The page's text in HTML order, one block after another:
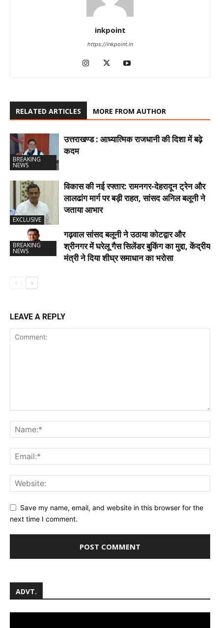
inkpoint
https://inkpoint.in
RELATED ARTICLES MORE FROM AUTHOR
BREAKING
NEWS
उत्तराखण्ड : आध्यात्मिक राजधानी की दिशा में बढ़े
कदम
EXCLUSIVE
विकास की नई रफ्तार: रामनगर-देहरादून ट्रेन और
लालढांग मार्ग पर बड़ी राहत, सांसद अनिल बलूनी ने
जताया आभार
BREAKING
NEWS
गढ़वाल सांसद बलूनी ने उठाया कोटद्वार और
श्रीनगर में घरेलू गैस सिलेंडर बुकिंग का मुद्दा, केंद्रीय
मंत्री ने दिया शीघ्र समाधान का भरोसा
LEAVE A REPLY
Save my name, email, and website in this browser for the
next time I comment.
ADVT.